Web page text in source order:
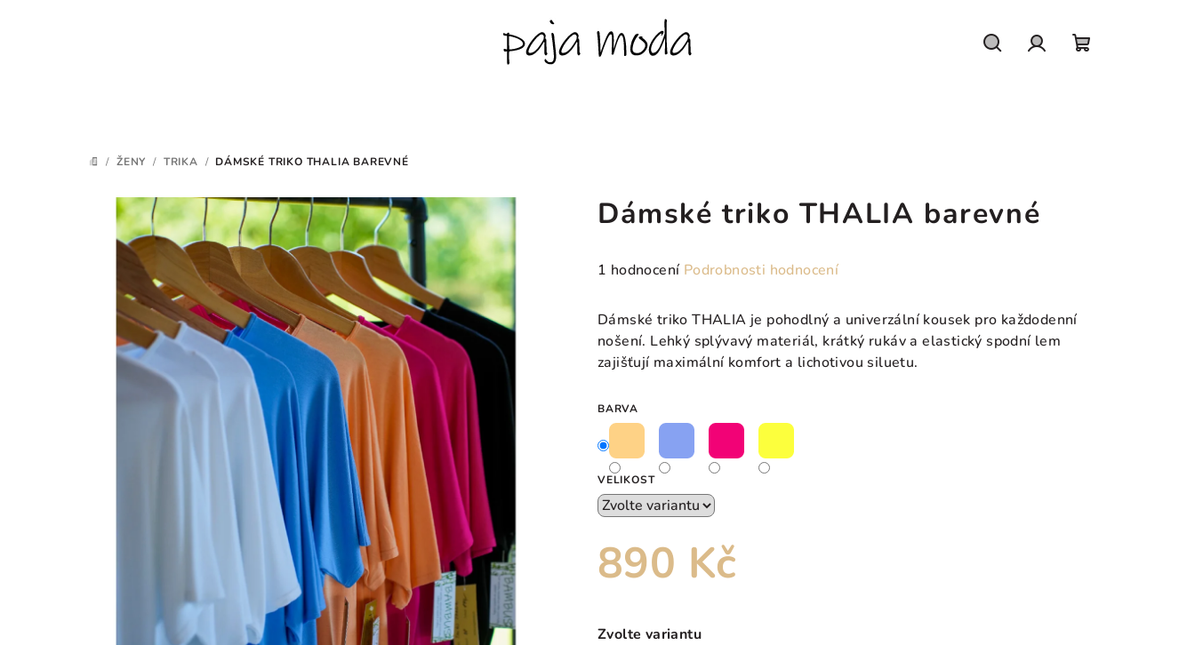
DOMŮ
/ ŽENY / TRIKA / DÁMSKÉ TRIKO THALIA BAREVNÉ
Dámské triko THALIA barevné
Průměrné
produktu
5,0
hvězdiček.
1 hodnocení Podrobnosti hodnocení
Dámské triko THALIA je pohodlný a univerzální kousek pro každodenní
nošení. Lehký splývavý materiál, krátký rukáv a elastický spodní lem
zajišťují maximální komfort a lichotivou siluetu.
BARVA
VELIKOST
890 Kč
cena:
Zvolte variantu